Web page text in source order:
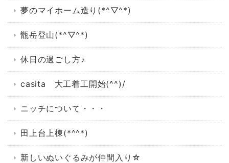
夢のマイホーム造り(*^▽^*)
甑岳登山(*^▽^*)
休日の過ごし方♪
casita 大工着工開始(^^)/
ニッチについて・・・
田上台上棟(*^^*)
新しいぬいぐるみが仲間入り☆